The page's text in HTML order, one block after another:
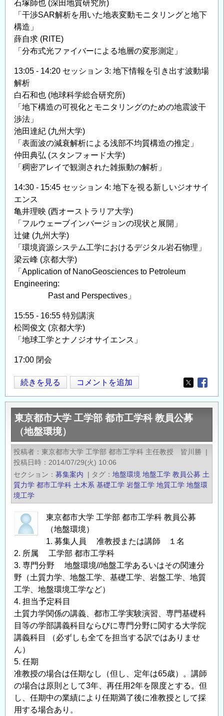
石塚師也 (深田地質研究所)
「干渉SAR解析を用いた地表変動モニタリングと地下
構造」
薛自求 (RITE)
「分布式光ファイバーによる地層の変形測定」
13:05 - 14:20 セッション 3: 地下情報を引き出す波動場
解析
白石和也 (地球科学総合研究所)
「地下構造の可視化とモニタリングのための地震波干
渉法」
池田達紀 (九州大学)
「表面波の減衰解析による浅部不均質構造の推定」
仲田典弘 (スタンフォード大学)
「稠密アレイで観測された雑振動の解析」
14:30 - 15:45 セッション 4: 地下を視る新しいジオサイ
エンス
亀井理映 (西オーストラリア大学)
「フルウェーブインバージョンの現状と展開」
辻健 (九州大学)
「環境資源システム工学におけるデジタル岩石物理」
梁云峰 (京都大学)
「Application of NanoGeosciences to Petroleum
Engineering:
Past and Perspectives」
15:55 - 16:55 特別講演
松岡俊文 (京都大学)
「地球工学とナノジオサイエンス」
17:00 閉会
【シ
ン
ポ
ジ
ウ
ム
の
お
知
ら
環
境
源
シ
ス
テ
ム
を
支
え
る
ジ
オ
イ
続きを見る コメントを追加
Opens in
東京都市大学 工学部 都市工学科 教員公募
（地盤環境）
投稿者 東京都市大学 工学部 都市工学科 主任教授 皆川勝
|
投稿日時
2014/07/29(火) 10:06
セクション
募集案内 | タグ 地盤環境 地盤工学 教員公募 土
質力学 都市工学科 土木系 基礎工学 岩盤工学 地質工学 地盤環
境工学
東京都市大学 工学部 都市工学科 教員公募
（地盤環境）
1. 募集人員 准教授または講師 １名
2. 所属 工学部 都市工学科
3. 専門分野 地盤環境//地盤工学あるいはその関連分
野（土質力学、地盤工学、基礎工学、岩盤工学、地質
工学、地盤環境工学など）
4. 担当予定科目
土質力学関係の講義、都市工学実験演習、専門基礎科
目等の学部講義科目ならびに専門分野に関する大学院
講義科目 （必ずしも全てを担当する訳ではありませ
ん）
5. 任期
准教授の場合は任期なし（但し、定年は65歳）。講師
の場合は原則として3年、再任用2年を限度とする。但
し、任期中の業績により任期満了後に准教授として採
用する場合あり。